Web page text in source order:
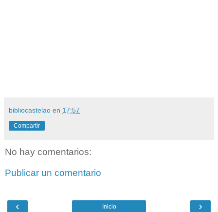
bibliocastelao en 17:57
Compartir
No hay comentarios:
Publicar un comentario
‹ ›
Inicio